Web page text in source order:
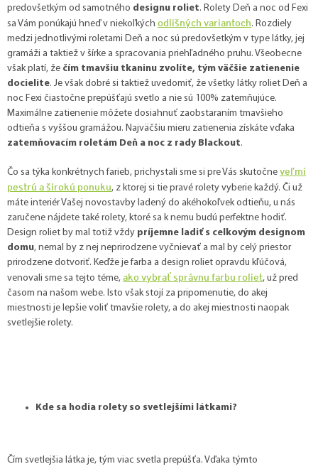
predovšetkým od samotného designu roliet. Rolety Deň a noc od Fexi
sa Vám ponúkajú hneď v niekoľkých odlišných variantoch. Rozdiely
medzi jednotlivými roletami Deň a noc sú predovšetkým v type látky, jej
gramáži a taktiež v šírke a spracovania priehľadného pruhu. Všeobecne
však platí, že čím tmavšiu tkaninu zvolíte, tým väčšie zatienenie
docielite. Je však dobré si taktiež uvedomiť, že všetky látky roliet Deň a
noc Fexi čiastočne prepúšťajú svetlo a nie sú 100% zatemňujúce.
Maximálne zatienenie môžete dosiahnuť zaobstaraním tmavšieho
odtieňa s vyššou gramážou. Najväčšiu mieru zatienenia získáte vďaka
zatemňovacím roletám Deň a noc z rady Blackout.
Čo sa týka konkrétnych farieb, prichystali sme si pre Vás skutočne veľmi
pestrú a širokú ponuku, z ktorej si tie pravé rolety vyberie každý. Či už
máte interiér Vašej novostavby ladený do akéhokoľvek odtieňu, u nás
zaručene nájdete také rolety, ktoré sa k nemu budú perfektne hodiť.
Design roliet by mal totiž vždy príjemne ladiť s celkovým designom
domu, nemal by z nej neprirodzene vyčnievať a mal by celý priestor
prirodzene dotvoriť. Keďže je farba a design roliet opravdu kľúčová,
venovali sme sa tejto téme, ako vybrať správnu farbu roliet, už pred
časom na našom webe. Isto však stojí za pripomenutie, do akej
miestnosti je lepšie voliť tmavšie rolety, a do akej miestnosti naopak
svetlejšie rolety.
Kde sa hodia rolety so svetlejšími látkami?
Čím svetlejšia látka je, tým viac svetla prepúšťa. Vďaka týmto